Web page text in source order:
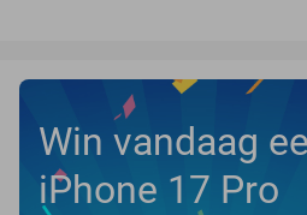
Win vandaag
iPhone 17 Pro